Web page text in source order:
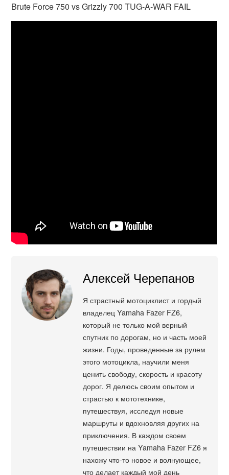
Brute Force 750 vs Grizzly 700 TUG-A-WAR FAIL
Алексей Черепанов
Я страстный мотоциклист и гордый
владелец Yamaha Fazer FZ6,
который не только мой верный
спутник по дорогам, но и часть моей
жизни. Годы, проведенные за рулем
этого мотоцикла, научили меня
ценить свободу, скорость и красоту
дорог. Я делюсь своим опытом и
страстью к мототехнике,
путешествуя, исследуя новые
маршруты и вдохновляя других на
приключения. В каждом своем
путешествии на Yamaha Fazer FZ6 я
нахожу что-то новое и волнующее,
что делает каждый мой день